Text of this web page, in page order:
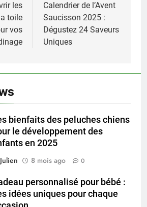
les
toile
vos
Calendrier de l’Avent
Saucisson 2025 :
Dégustez 24 Saveurs
Uniques
bienfaits des peluches chiens
le développement des
en 2025
Julien
8 mois ago 0
personnalisé pour bébé :
idées uniques pour chaque